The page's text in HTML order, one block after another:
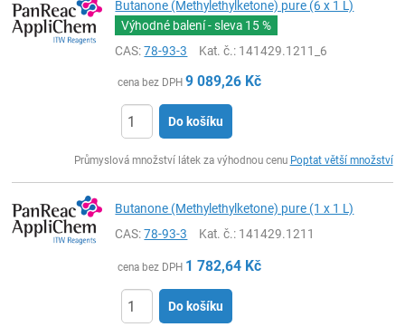
Butanone (Methylethylketone) pure (6 x 1 L)
Výhodné balení - sleva 15 %
CAS:78-93-3 Kat. č.: 141429.1211_6
cena bez DPH 9 089,26 Kč
Do košíku
Průmyslová množství látek za výhodnou cenu Poptat větší množství
Butanone (Methylethylketone) pure (1 x 1 L)
CAS:78-93-3 Kat. č.: 141429.1211
cena bez DPH 1 782,64 Kč
Do košíku